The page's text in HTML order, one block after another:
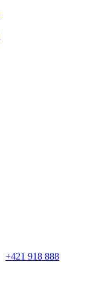
+421 918 888